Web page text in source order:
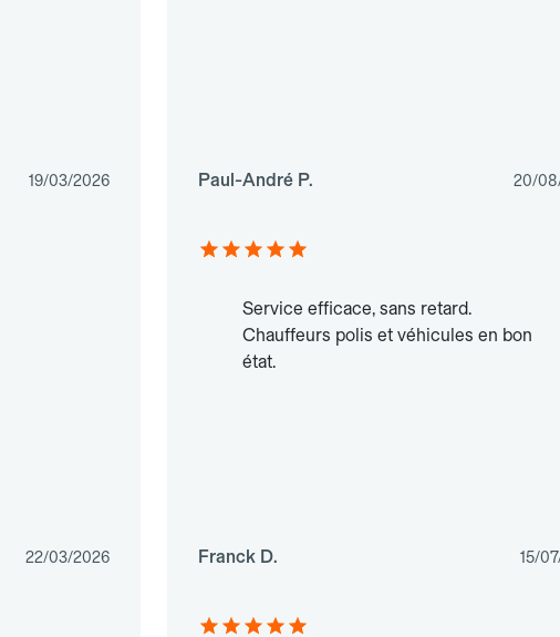
19/03/2026 Paul-André P. 20/
22/03/2026
Service efficace, sans retard.
Chauffeurs polis et véhicules en bon
état.
Franck D. 15/